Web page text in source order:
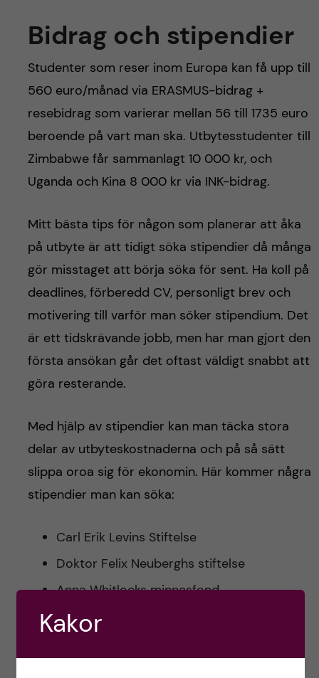
Bidrag och stipendier
Studenter som reser inom Europa kan få upp till
560 euro/månad via ERASMUS-bidrag +
resebidrag som varierar mellan 56 till 1735 euro
beroende på vart man ska. Utbytesstudenter till
Zimbabwe får sammanlagt 10 000 kr, och
Uganda och Kina 8 000 kr via INK-bidrag.
Mitt bästa tips för någon som planerar att åka
på utbyte är att tidigt söka stipendier då många
gör misstaget att börja söka för sent. Ha koll på
deadlines, förberedd CV, personligt brev och
motivering till varför man söker stipendium. Det
är ett tidskrävande jobb, men har man gjort den
första ansökan går det oftast väldigt snabbt att
göra resterande.
Med hjälp av stipendier kan man täcka stora
delar av utbyteskostnaderna och på så sätt
slippa oroa sig för ekonomin. Här kommer några
stipendier man kan söka:
Carl Erik Levins Stiftelse
Doktor Felix Neuberghs stiftelse
Anna Whitlocks minnesfond
Colgate Professionals stipendium
Kakor